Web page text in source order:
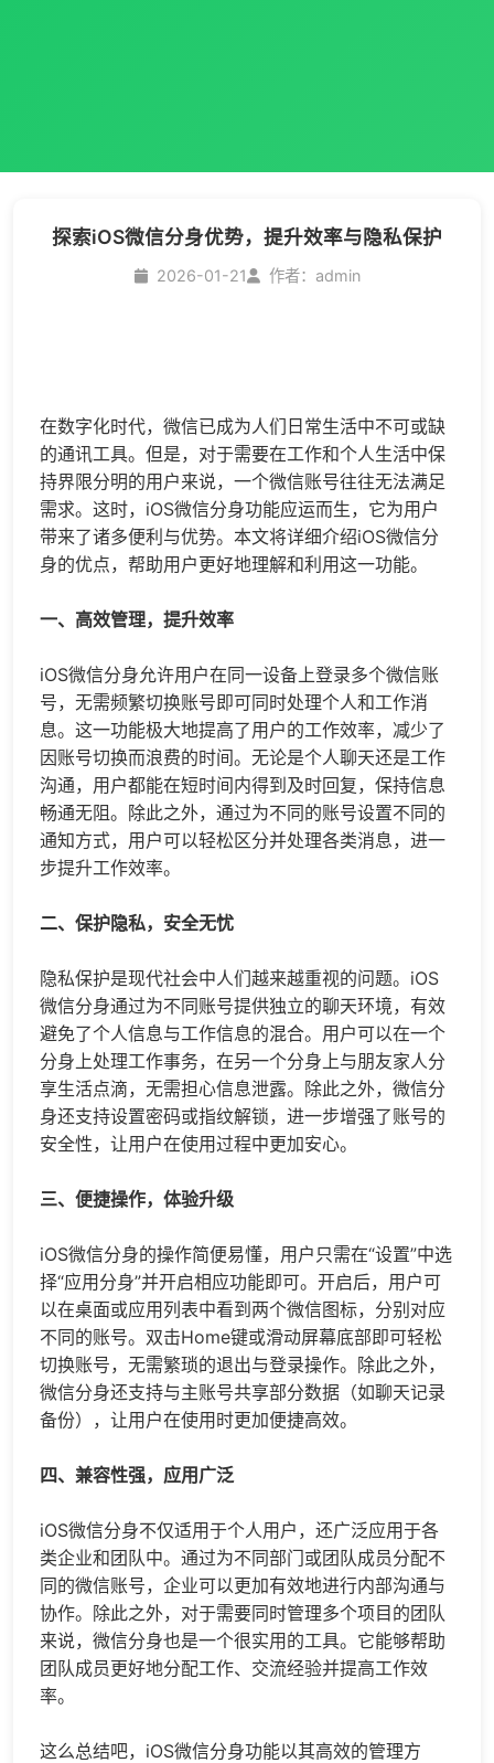
探索iOS微信分身优势，提升效率与隐私保护
2026-01-21 作者：admin
在数字化时代，微信已成为人们日常生活中不可或缺
的通讯工具。但是，对于需要在工作和个人生活中保
持界限分明的用户来说，一个微信账号往往无法满足
需求。这时，iOS微信分身功能应运而生，它为用户
带来了诸多便利与优势。本文将详细介绍iOS微信分
身的优点，帮助用户更好地理解和利用这一功能。
一、高效管理，提升效率
iOS微信分身允许用户在同一设备上登录多个微信账
号，无需频繁切换账号即可同时处理个人和工作消
息。这一功能极大地提高了用户的工作效率，减少了
因账号切换而浪费的时间。无论是个人聊天还是工作
沟通，用户都能在短时间内得到及时回复，保持信息
畅通无阻。除此之外，通过为不同的账号设置不同的
通知方式，用户可以轻松区分并处理各类消息，进一
步提升工作效率。
二、保护隐私，安全无忧
隐私保护是现代社会中人们越来越重视的问题。iOS
微信分身通过为不同账号提供独立的聊天环境，有效
避免了个人信息与工作信息的混合。用户可以在一个
分身上处理工作事务，在另一个分身上与朋友家人分
享生活点滴，无需担心信息泄露。除此之外，微信分
身还支持设置密码或指纹解锁，进一步增强了账号的
安全性，让用户在使用过程中更加安心。
三、便捷操作，体验升级
iOS微信分身的操作简便易懂，用户只需在“设置”中选
择“应用分身”并开启相应功能即可。开启后，用户可
以在桌面或应用列表中看到两个微信图标，分别对应
不同的账号。双击Home键或滑动屏幕底部即可轻松
切换账号，无需繁琐的退出与登录操作。除此之外，
微信分身还支持与主账号共享部分数据（如聊天记录
备份），让用户在使用时更加便捷高效。
四、兼容性强，应用广泛
iOS微信分身不仅适用于个人用户，还广泛应用于各
类企业和团队中。通过为不同部门或团队成员分配不
同的微信账号，企业可以更加有效地进行内部沟通与
协作。除此之外，对于需要同时管理多个项目的团队
来说，微信分身也是一个很实用的工具。它能够帮助
团队成员更好地分配工作、交流经验并提高工作效
率。
这么总结吧，iOS微信分身功能以其高效的管理方